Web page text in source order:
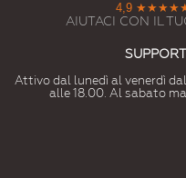
4,9
AIUTACI CON IL
Attivo dal lunedì al venerdì
alle 18.00. Al sabato